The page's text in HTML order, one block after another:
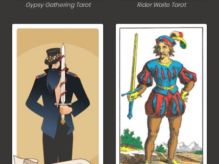
Gypsy Gathering Tarot Rider Waite Tarot